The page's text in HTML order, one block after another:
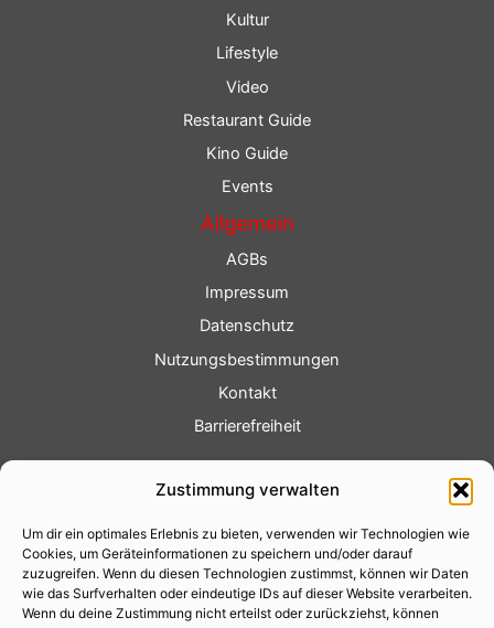
Zustimmung verwalten
Um dir ein optimales Erlebnis zu bieten, verwenden wir Technologien wie
Cookies, um Geräteinformationen zu speichern und/oder darauf
zuzugreifen. Wenn du diesen Technologien zustimmst, können wir Daten
wie das Surfverhalten oder eindeutige IDs auf dieser Website verarbeiten.
Wenn du deine Zustimmung nicht erteilst oder zurückziehst, können
Kultur
Lifestyle
Video
Restaurant Guide
Kino Guide
Events
Allgemein
AGBs
Impressum
Datenschutz
Nutzungsbestimmungen
Kontakt
Barrierefreiheit
Fotoservice
Videoservice
Werbung
Contenterstellung